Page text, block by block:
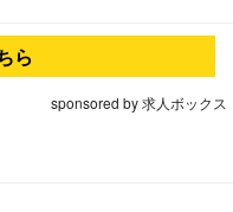
ら
sponsored by 求人ボックス